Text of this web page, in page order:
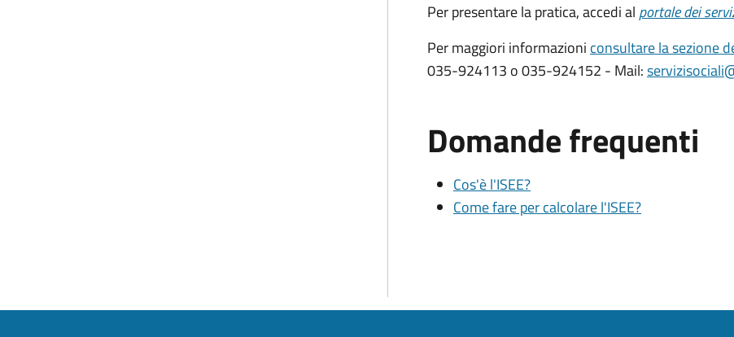
Per presentare la pratica, accedi al portale dei
Per maggiori informazioni consultare la sezione
035-924113 o 035-924152 - Mail:
Domande frequenti
Cos'è l'ISEE?
Come fare per calcolare l'ISEE?